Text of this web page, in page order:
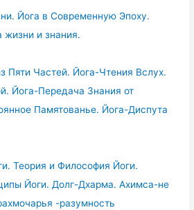
Йога в Современную Эпоху.
жизни и знания.
Пяти Частей. Йога-Чтения Вслух.
Йога-Передача Знания от
Памятованье. Йога-Диспута
Теория и Философия Йоги.
Йоги. Долг-Дхарма. Ахимса-не
-разумность